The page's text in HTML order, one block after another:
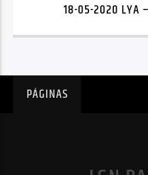
18-05-2020 LYA
PÁGINAS